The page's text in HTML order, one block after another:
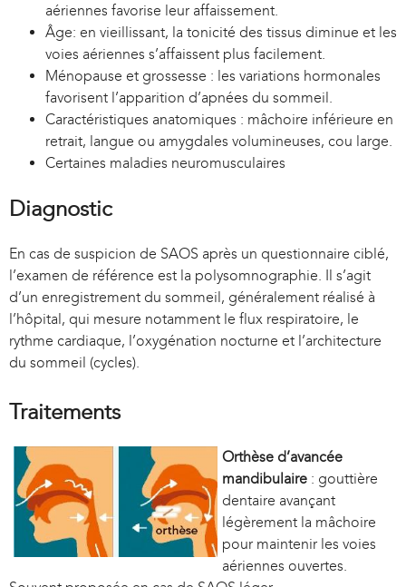
aériennes favorise leur affaissement.
Âge: en vieillissant, la tonicité des tissus diminue et les
voies aériennes s’affaissent plus facilement.
Ménopause et grossesse : les variations hormonales
favorisent l’apparition d’apnées du sommeil.
Caractéristiques anatomiques : mâchoire inférieure en
retrait, langue ou amygdales volumineuses, cou large.
Certaines maladies neuromusculaires
Diagnostic
En cas de suspicion de SAOS après un questionnaire ciblé,
l’examen de référence est la polysomnographie. Il s’agit
d’un enregistrement du sommeil, généralement réalisé à
l’hôpital, qui mesure notamment le flux respiratoire, le
rythme cardiaque, l’oxygénation nocturne et l’architecture
du sommeil (cycles).
Traitements
Orthèse d’avancée
mandibulaire : gouttière
dentaire avançant
légèrement la mâchoire
pour maintenir les voies
aériennes ouvertes.